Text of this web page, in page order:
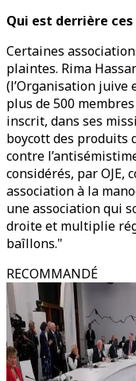
Qui est derrière
Certaines
plaintes. Rima
(l’Organisation juive
plus de 500
inscrit, dans ses
boycott des produits
contre
considérés, par OJE,
association à la
une association qui
droite et multiplie
baîllons."
RECOMMANDÉ